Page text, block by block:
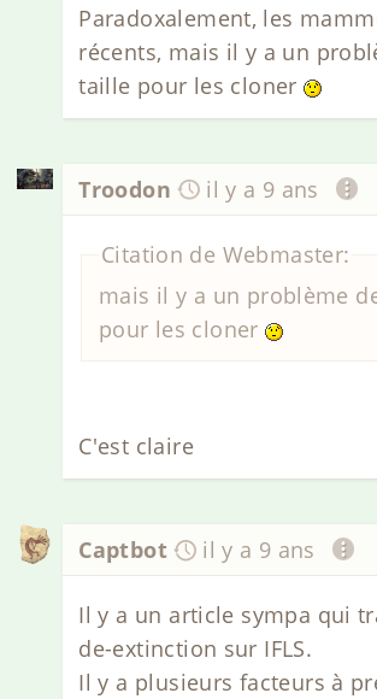
Paradoxalement, les
récents, mais il y a un
taille pour les cloner
Troodon il y a 9 ans
Citation de Webmaster:
mais il y a un problème
pour les cloner
C'est claire
Captbot il y a 9 ans
Il y a un article sympa qui
de-extinction sur IFLS.
Il y a plusieurs facteurs à